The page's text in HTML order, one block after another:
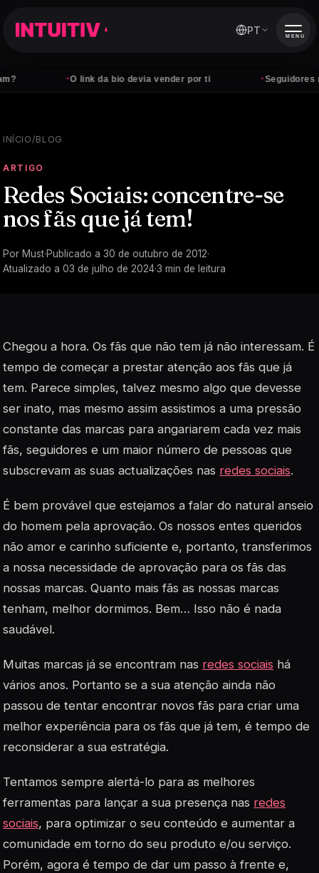
O link da bio devia vender por ti Seguidores
PT MENU
INÍCIO/BLOG
ARTIGO
Redes Sociais: concentre-se
nos fãs que já tem!
Por Must·Publicado a 30 de outubro de 2012·
Atualizado a 03 de julho de 2024·3 min de leitura
Chegou a hora. Os fãs que não tem já não interessam. É
tempo de começar a prestar atenção aos fãs que já
tem. Parece simples, talvez mesmo algo que devesse
ser inato, mas mesmo assim assistimos a uma pressão
constante das marcas para angariarem cada vez mais
fãs, seguidores e um maior número de pessoas que
subscrevam as suas actualizações nas redes sociais.
É bem provável que estejamos a falar do natural anseio
do homem pela aprovação. Os nossos entes queridos
não amor e carinho suficiente e, portanto, transferimos
a nossa necessidade de aprovação para os fãs das
nossas marcas. Quanto mais fãs as nossas marcas
tenham, melhor dormimos. Bem… Isso não é nada
saudável.
Muitas marcas já se encontram nas redes sociais há
vários anos. Portanto se a sua atenção ainda não
passou de tentar encontrar novos fãs para criar uma
melhor experiência para os fãs que já tem, é tempo de
reconsiderar a sua estratégia.
Tentamos sempre alertá-lo para as melhores
ferramentas para lançar a sua presença nas redes
sociais, para optimizar o seu conteúdo e aumentar a
comunidade em torno do seu produto e/ou serviço.
Porém, agora é tempo de dar um passo à frente e,